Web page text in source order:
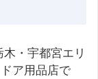
・宇都宮エリ
ア用品店で